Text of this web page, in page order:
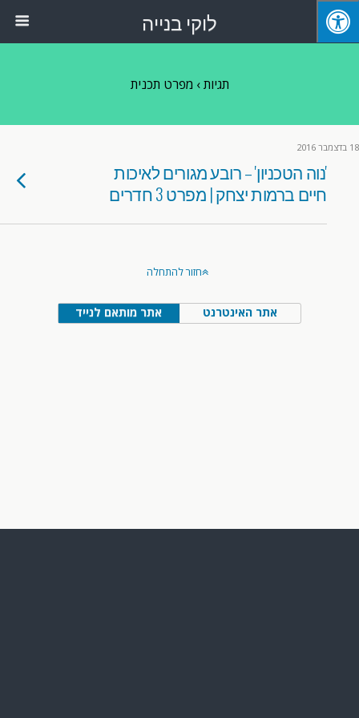
לוקי בנייה
תגיות › מפרט תכנית
18 בדצמבר 2016
'נוה הטכניון' – רובע מגורים לאיכות
חיים ברמות יצחק | מפרט 3 חדרים
חזור להתחלה
אתר מותאם לנייד אתר האינטרנט